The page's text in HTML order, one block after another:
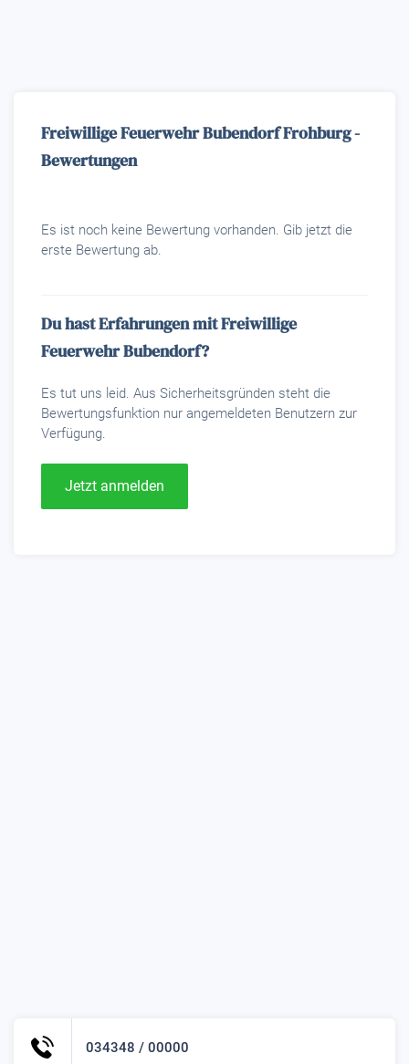
Freiwillige Feuerwehr Bubendorf Frohburg -
Bewertungen
Es ist noch keine Bewertung vorhanden. Gib jetzt die
erste Bewertung ab.
Du hast Erfahrungen mit Freiwillige
Feuerwehr Bubendorf?
Es tut uns leid. Aus Sicherheitsgründen steht die
Bewertungsfunktion nur angemeldeten Benutzern zur
Verfügung.
Jetzt anmelden
034348 / 00000